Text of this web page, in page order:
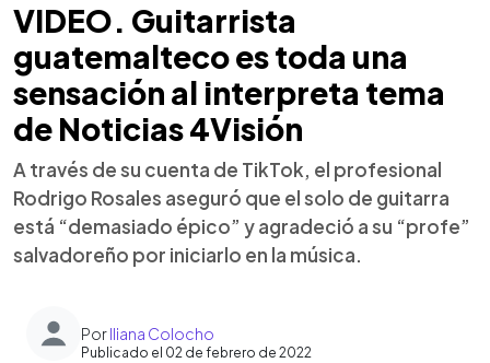
VIDEO. Guitarrista
guatemalteco es toda una
sensación al interpreta tema
de Noticias 4Visión
A través de su cuenta de TikTok, el profesional
Rodrigo Rosales aseguró que el solo de guitarra
está “demasiado épico” y agradeció a su “profe”
salvadoreño por iniciarlo en la música.
PorIliana Colocho
Publicado el 02 de febrero de 2022